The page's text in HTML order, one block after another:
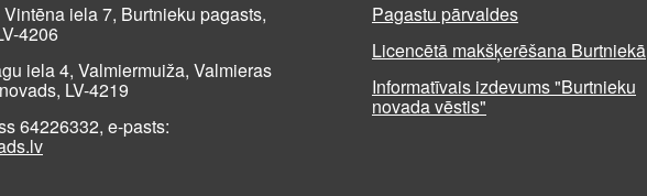
iela 7, Burtnieku pagasts,
4206
iela 4, Valmiermuiža, Valmieras
LV-4219
64226332, e-pasts:
Pagastu pārvaldes
Licencētā makšķerēšana Burtniekā
Informatīvais izdevums "Burtnieku
novada vēstis"